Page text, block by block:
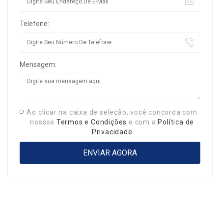
Telefone:
Mensagem:
Ao clicar na caixa de seleção, você concorda com
nossos Termos e Condições e com a Política de
Privacidade